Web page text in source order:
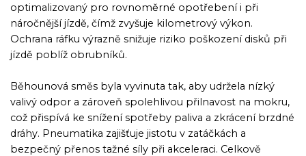
optimalizovaný pro rovnoměrné opotřebení i při
náročnější jízdě, čímž zvyšuje kilometrový výkon.
Ochrana ráfku výrazně snižuje riziko poškození disků při
jízdě poblíž obrubníků.
Běhounová směs byla vyvinuta tak, aby udržela nízký
valivý odpor a zároveň spolehlivou přilnavost na mokru,
což přispívá ke snížení spotřeby paliva a zkrácení brzdné
dráhy. Pneumatika zajišťuje jistotu v zatáčkách a
bezpečný přenos tažné síly při akceleraci. Celkově